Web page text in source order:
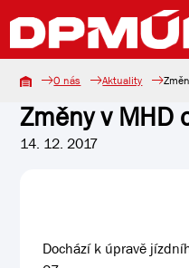
O nás Aktuality
Změny v MHD
14. 12. 2017
Dochází k úpravě